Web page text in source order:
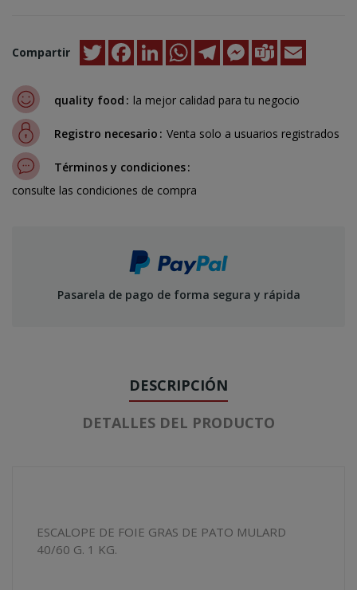
Compartir TwitterFacebookLinkedInWhatsAppTelegramMessenger
Teams
quality food la mejor calidad para tu negocio
Registro necesario Venta solo a usuarios registrados
Términos y condiciones
consulte las condiciones de compra
Pasarela de pago de forma segura y rápida
DESCRIPCIÓN
DETALLES DEL PRODUCTO
ESCALOPE DE FOIE GRAS DE PATO MULARD
40/60 G. 1 KG.